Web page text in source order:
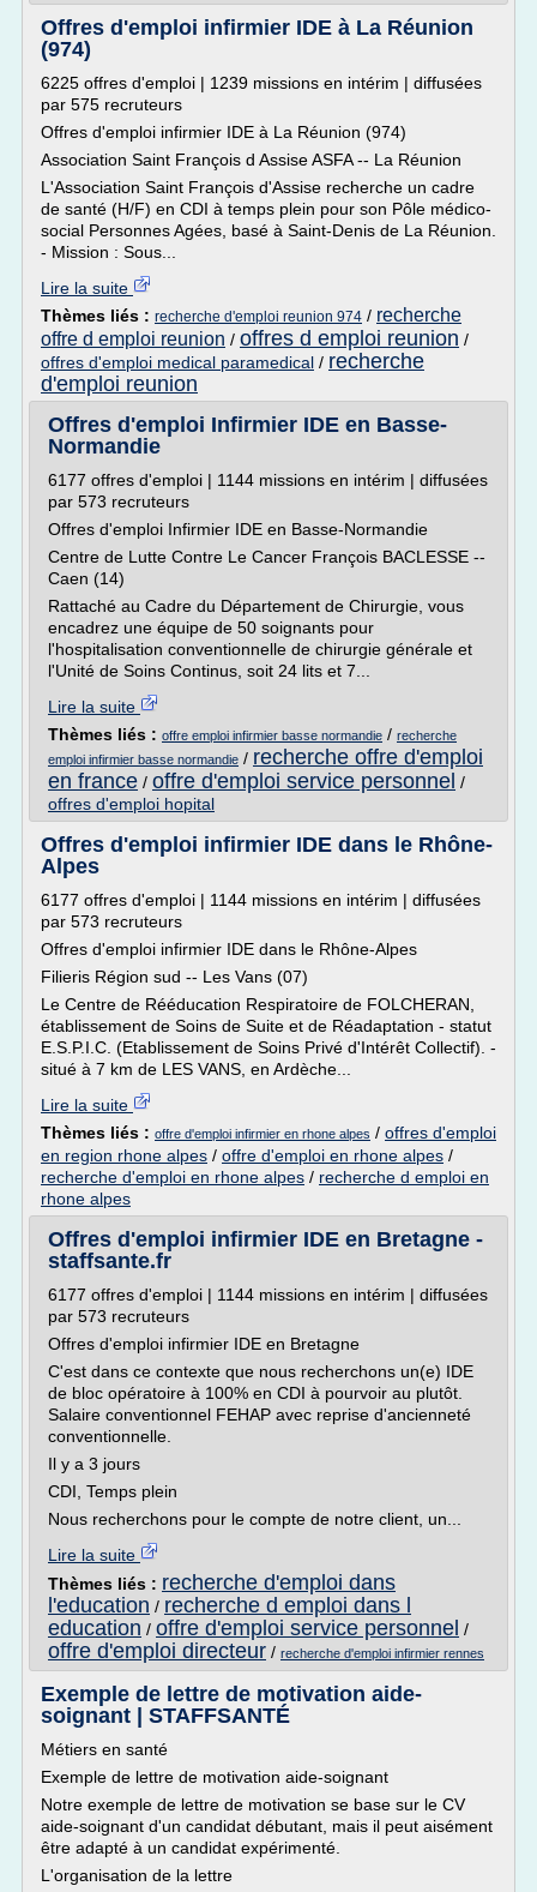
Offres d'emploi infirmier IDE à La Réunion
(974)
6225 offres d'emploi | 1239 missions en intérim | diffusées
par 575 recruteurs
Offres d'emploi infirmier IDE à La Réunion (974)
Association Saint François d Assise ASFA -- La Réunion
L'Association Saint François d'Assise recherche un cadre
de santé (H/F) en CDI à temps plein pour son Pôle médico-
social Personnes Agées, basé à Saint-Denis de La Réunion.
- Mission : Sous...
Lire la suite
Thèmes liés : recherche d'emploi reunion 974 / recherche
offre d emploi reunion / offres d emploi reunion /
offres d'emploi medical paramedical / recherche
d'emploi reunion
Offres d'emploi Infirmier IDE en Basse-
Normandie
6177 offres d'emploi | 1144 missions en intérim | diffusées
par 573 recruteurs
Offres d'emploi Infirmier IDE en Basse-Normandie
Centre de Lutte Contre Le Cancer François BACLESSE --
Caen (14)
Rattaché au Cadre du Département de Chirurgie, vous
encadrez une équipe de 50 soignants pour
l'hospitalisation conventionnelle de chirurgie générale et
l'Unité de Soins Continus, soit 24 lits et 7...
Lire la suite
Thèmes liés : offre emploi infirmier basse normandie / recherche
emploi infirmier basse normandie / recherche offre d'emploi
en france / offre d'emploi service personnel /
offres d'emploi hopital
Offres d'emploi infirmier IDE dans le Rhône-
Alpes
6177 offres d'emploi | 1144 missions en intérim | diffusées
par 573 recruteurs
Offres d'emploi infirmier IDE dans le Rhône-Alpes
Filieris Région sud -- Les Vans (07)
Le Centre de Rééducation Respiratoire de FOLCHERAN,
établissement de Soins de Suite et de Réadaptation - statut
E.S.P.I.C. (Etablissement de Soins Privé d'Intérêt Collectif). -
situé à 7 km de LES VANS, en Ardèche...
Lire la suite
Thèmes liés : offre d'emploi infirmier en rhone alpes / offres d'emploi
en region rhone alpes / offre d'emploi en rhone alpes /
recherche d'emploi en rhone alpes / recherche d emploi en
rhone alpes
Offres d'emploi infirmier IDE en Bretagne -
staffsante.fr
6177 offres d'emploi | 1144 missions en intérim | diffusées
par 573 recruteurs
Offres d'emploi infirmier IDE en Bretagne
C'est dans ce contexte que nous recherchons un(e) IDE
de bloc opératoire à 100% en CDI à pourvoir au plutôt.
Salaire conventionnel FEHAP avec reprise d'ancienneté
conventionnelle.
Il y a 3 jours
CDI, Temps plein
Nous recherchons pour le compte de notre client, un...
Lire la suite
Thèmes liés : recherche d'emploi dans
l'education / recherche d emploi dans l
education / offre d'emploi service personnel /
offre d'emploi directeur / recherche d'emploi infirmier rennes
Exemple de lettre de motivation aide-
soignant | STAFFSANTÉ
Métiers en santé
Exemple de lettre de motivation aide-soignant
Notre exemple de lettre de motivation se base sur le CV
aide-soignant d'un candidat débutant, mais il peut aisément
être adapté à un candidat expérimenté.
L'organisation de la lettre